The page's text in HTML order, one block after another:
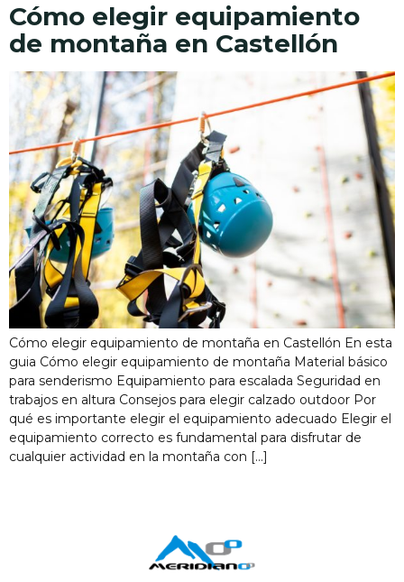
Cómo elegir equipamiento
de montaña en Castellón
Cómo elegir equipamiento de montaña en Castellón En esta
guia Cómo elegir equipamiento de montaña Material básico
para senderismo Equipamiento para escalada Seguridad en
trabajos en altura Consejos para elegir calzado outdoor Por
qué es importante elegir el equipamiento adecuado Elegir el
equipamiento correcto es fundamental para disfrutar de
cualquier actividad en la montaña con […]